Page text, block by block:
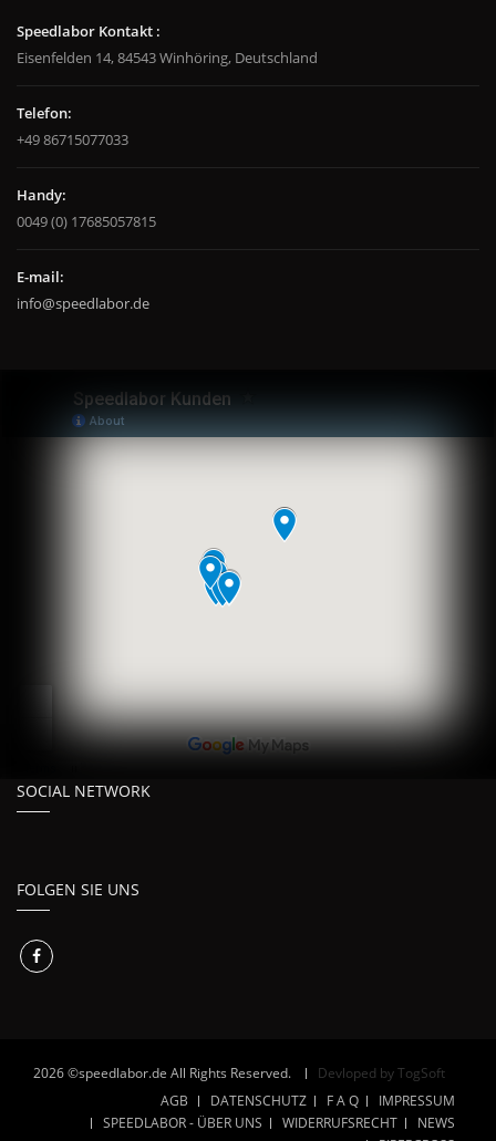
Speedlabor Kontakt :
Eisenfelden 14, 84543 Winhöring, Deutschland
Telefon:
+49 86715077033
Handy:
0049 (0) 17685057815
E-mail:
info@speedlabor.de
SOCIAL NETWORK
FOLGEN SIE UNS
2026 ©speedlabor.de All Rights Reserved.
Devloped by TogSoft
AGB
DATENSCHUTZ F A Q
IMPRESSUM
SPEEDLABOR - ÜBER UNS
WIDERRUFSRECHT
NEWS